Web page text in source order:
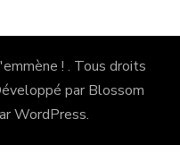
! . Tous droits
par Blossom
WordPress.